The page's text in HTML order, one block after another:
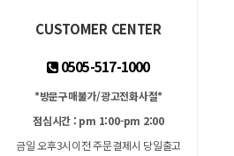
CUSTOMER CENTER
0505-517-1000
*방문구매불가/광고전화사절*
점심시간 : pm 1:00-pm 2:00
금일 오후3시이전 주문결제시 당일출고